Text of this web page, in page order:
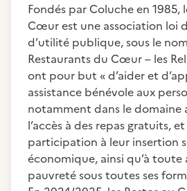
Fondés par Coluche en 1985,
Cœur est une association loi
d’utilité publique, sous le
Restaurants du Cœur – les
ont pour but « d’aider et
assistance bénévole aux
notamment dans le domaine
l’accès à des repas gratuits,
participation à leur insertion
économique, ainsi qu’à
pauvreté sous toutes ses